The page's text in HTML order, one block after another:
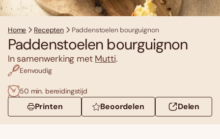
Home Recepten Paddenstoelen bourguignon
Paddenstoelen bourguignon
In samenwerking met Mutti.
Eenvoudig
50 min. bereidingstijd
Printen Beoordelen Delen